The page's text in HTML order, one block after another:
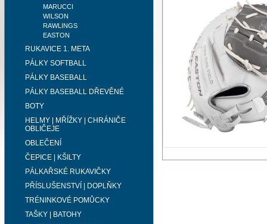
MARUCCI
WILSON
RAWLINGS
EASTON
RUKAVICE 1. META
PÁLKY SOFTBALL
PÁLKY BASEBALL
PÁLKY BASEBALL DŘEVĚNÉ
BOTY
HELMY | MŘÍŽKY | CHRÁNIČE
OBLIČEJE
OBLEČENÍ
ČEPICE | KŠILTY
PÁLKAŘSKÉ RUKAVIČKY
PŘÍSLUŠENSTVÍ | DOPLŇKY
TRÉNINKOVÉ POMŮCKY
TAŠKY | BATOHY